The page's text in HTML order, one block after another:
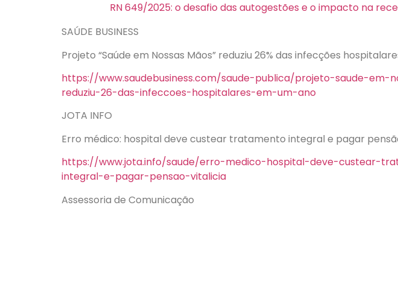
RN 649/2025: o desafio das autogestões e o impacto na
SAÚDE BUSINESS
Projeto “Saúde em Nossas Mãos” reduziu 26% das infecções
https://www.saudebusiness.com/saude-publica/projeto-saude-em-
reduziu-26-das-infeccoes-hospitalares-em-um-ano
JOTA INFO
Erro médico: hospital deve custear tratamento integral e pagar
https://www.jota.info/saude/erro-medico-hospital-deve-custear-
integral-e-pagar-pensao-vitalicia
Assessoria de Comunicação